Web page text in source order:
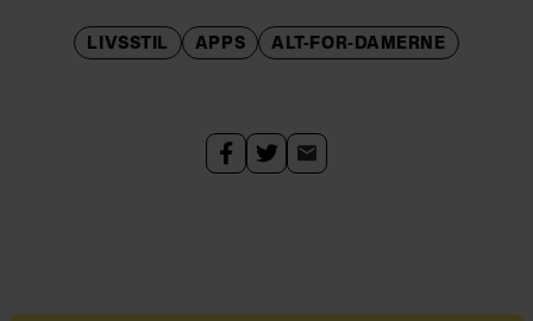
LIVSSTIL APPS ALT-FOR-DAMERNE